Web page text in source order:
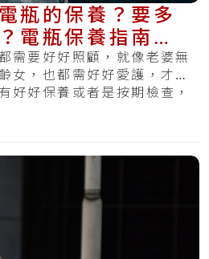
瓶的保養？要多
電瓶保養指南教
料好！
需要好好照顧，就像老婆無
女，也都需好好愛護，才可
好好保養或者是按期檢查，